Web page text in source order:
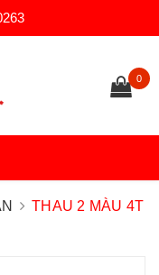
0
THAU 2 MÀU 4T